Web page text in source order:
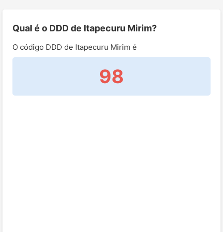
Qual é o DDD de Itapecuru Mirim?
O código DDD de Itapecuru Mirim é
98